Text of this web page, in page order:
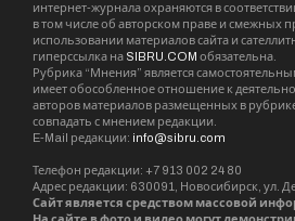
интернет-журнала охраняются в
в том числе об авторском праве и смежных
использовании материалов сайта и
гиперссылка на SIBRU.COM обязательна.
Рубрика “Мнения” является
имеет обособленное отношение к
авторов материалов размещенных в
совпадать с мнением редакции.
E-Mail редакции: info@sibru.com
Телефон редакции: +7 913 002 24 80
Адрес редакции: 630091, Новосибирск, ул.
Сайт является средством массовой